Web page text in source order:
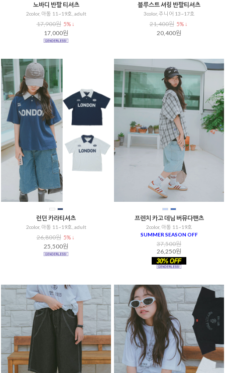
노바디 반팔 티셔츠
2color, 아동 11~19호, adult
17,900원 5% ↓
17,000원
블루스트 셔링 반팔티셔츠
3color, 주니어 13~17호
21,400원 5% ↓
20,400원
런던 카라티셔츠
2color, 아동 11~19호, adult
26,800원 5% ↓
25,500원
프렌치 카고 데님 버뮤다팬츠
2color, 아동 11~19호
SUMMER SEASON OFF
37,500원
26,250원